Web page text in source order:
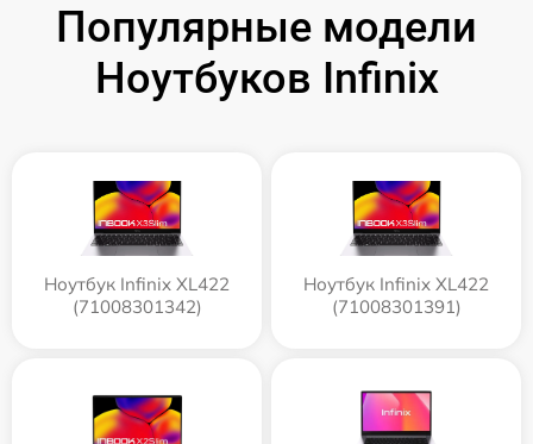
Популярные модели
Ноутбуков Infinix
Ноутбук Infinix XL422
(71008301342)
Ноутбук Infinix XL422
(71008301391)